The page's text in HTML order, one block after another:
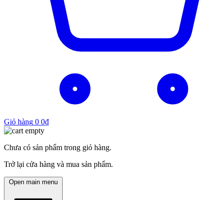
Giỏ hàng 0 0₫
Chưa có sản phẩm trong giỏ hàng.
Trở lại cửa hàng và mua sản phẩm.
Open main menu